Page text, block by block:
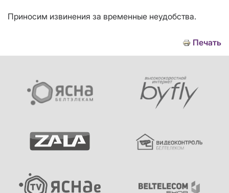
Приносим извинения за временные неудобства.
Печать